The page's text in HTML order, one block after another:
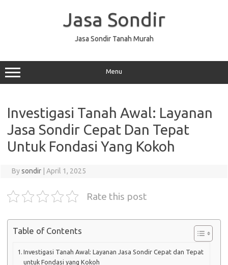
Jasa Sondir
Jasa Sondir Tanah Murah
Menu
Investigasi Tanah Awal: Layanan
Jasa Sondir Cepat Dan Tepat
Untuk Fondasi Yang Kokoh
Bysondir April 1, 2025
Rate this post
Table of Contents
Investigasi Tanah Awal: Layanan Jasa Sondir Cepat dan Tepat
untuk Fondasi yang Kokoh